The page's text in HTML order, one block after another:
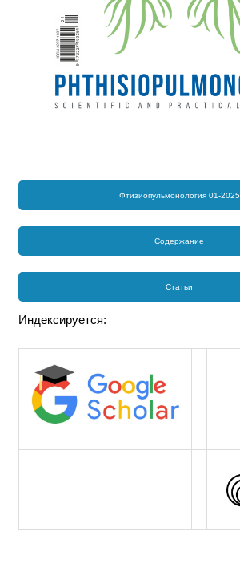
Фтизиопульмонология 01-2025
Содержание
Статьи
Индексируется: